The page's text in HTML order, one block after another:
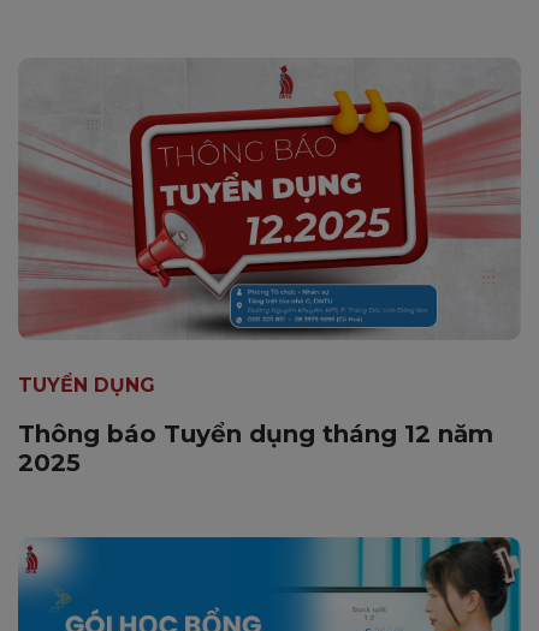
TUYỂN DỤNG
Thông báo Tuyển dụng tháng 12 năm
2025